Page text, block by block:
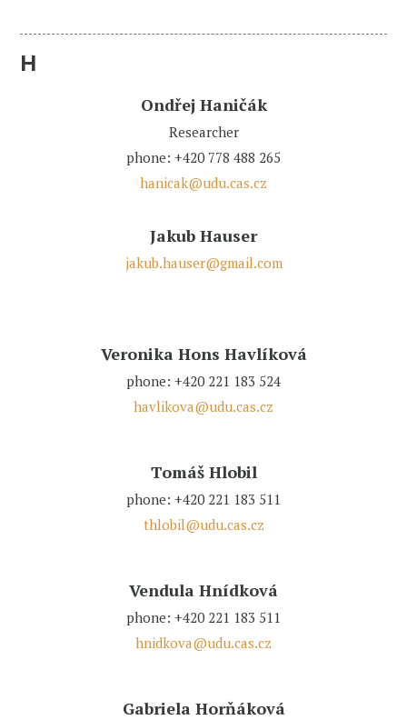
H
Ondřej Haničák
Researcher
phone: +420 778 488 265
hanicak@udu.cas.cz
Jakub Hauser
jakub.hauser@gmail.com
Veronika Hons Havlíková
phone: +420 221 183 524
havlikova@udu.cas.cz
Tomáš Hlobil
phone: +420 221 183 511
thlobil@udu.cas.cz
Vendula Hnídková
phone: +420 221 183 511
hnidkova@udu.cas.cz
Gabriela Horňáková